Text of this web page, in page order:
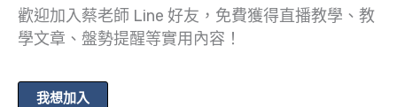
歡迎加入蔡老師 Line 好友，免費獲得直播教學、教
學文章、盤勢提醒等實用內容！
我想加入